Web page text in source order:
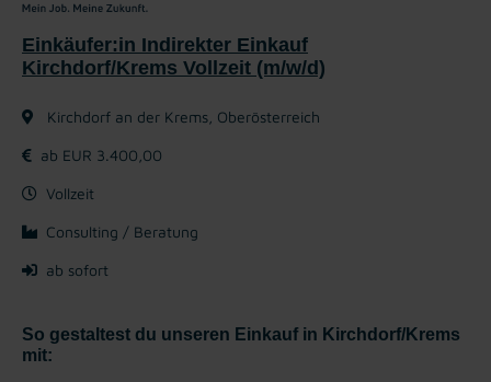
Einkäufer:in Indirekter Einkauf
Kirchdorf/Krems Vollzeit (m/w/d)
Kirchdorf an der Krems, Oberösterreich
ab EUR 3.400,00
Vollzeit
Consulting / Beratung
ab sofort
So gestaltest du unseren Einkauf in Kirchdorf/Krems
mit: